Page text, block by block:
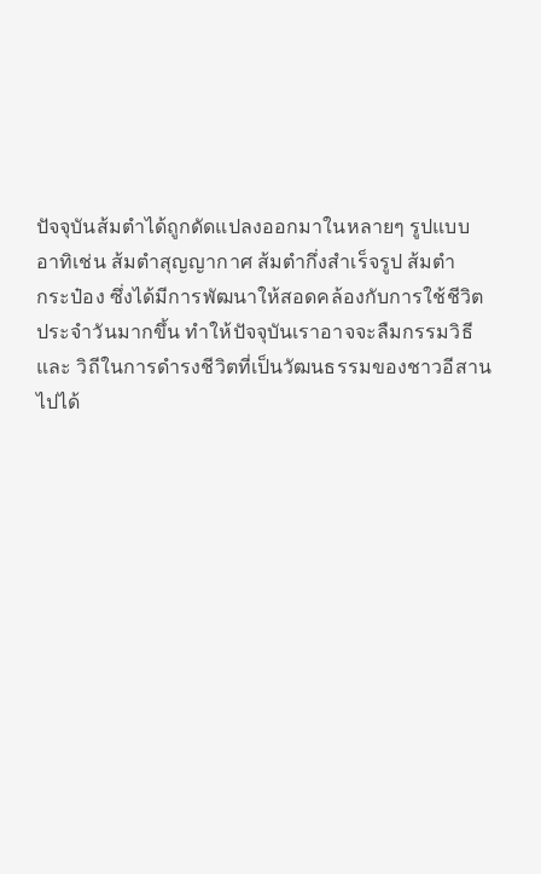
ปัจจุบันส้มตำได้ถูกดัดแปลงออกมาในหลายๆ รูปแบบ
อาทิเช่น ส้มตำสุญญากาศ ส้มตำกึ่งสำเร็จรูป ส้มตำ
กระป๋อง ซึ่งได้มีการพัฒนาให้สอดคล้องกับการใช้ชีวิต
ประจำวันมากขึ้น ทำให้ปัจจุบันเราอาจจะลืมกรรมวิธี
และ วิถีในการดำรงชีวิตที่เป็นวัฒนธรรมของชาวอีสาน
ไปได้